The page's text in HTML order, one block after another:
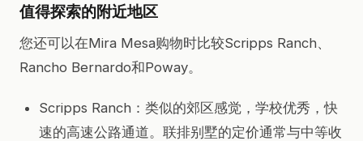
值得探索的附近地区
您还可以在Mira Mesa购物时比较Scripps Ranch、
Rancho Bernardo和Poway。
Scripps Ranch：类似的郊区感觉，学校优秀，快
速的高速公路通道。联排别墅的定价通常与中等收